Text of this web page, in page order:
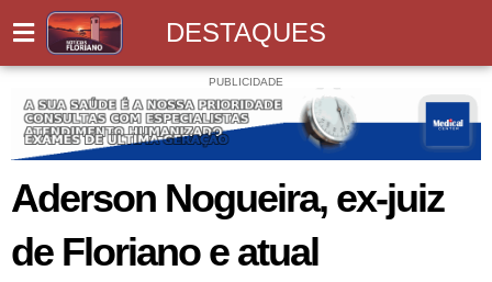
DESTAQUES
PUBLICIDADE
Aderson Nogueira, ex-juiz
de Floriano e atual